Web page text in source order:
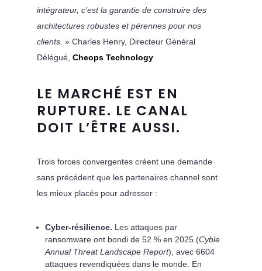
intégrateur, c’est la garantie de construire des
architectures robustes et pérennes pour nos
clients. » Charles Henry, Directeur Général
Délégué, Cheops Technology
LE MARCHÉ EST EN
RUPTURE. LE CANAL
DOIT L’ÊTRE AUSSI.
Trois forces convergentes créent une demande
sans précédent que les partenaires channel sont
les mieux placés pour adresser :
Cyber-résilience. Les attaques par
ransomware ont bondi de 52 % en 2025 (Cyble
Annual Threat Landscape Report), avec 6604
attaques revendiquées dans le monde. En